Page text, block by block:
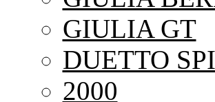
GIULIA GT
DUETTO
2000